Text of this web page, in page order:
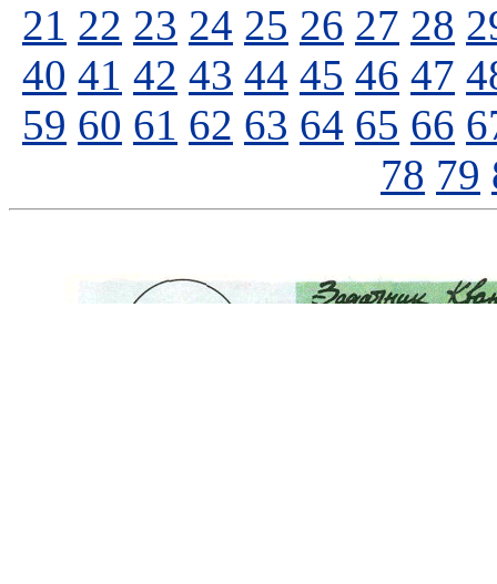
21 22 23 24 25 26 27 28
40 41 42 43 44 45 46 47
59 60 61 62 63 64 65 66
78 79